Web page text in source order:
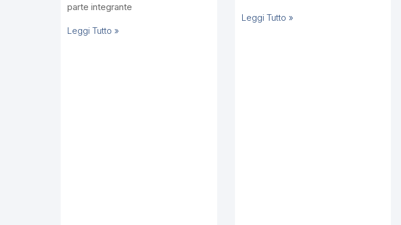
parte integrante
Leggi Tutto »
Leggi Tutto »